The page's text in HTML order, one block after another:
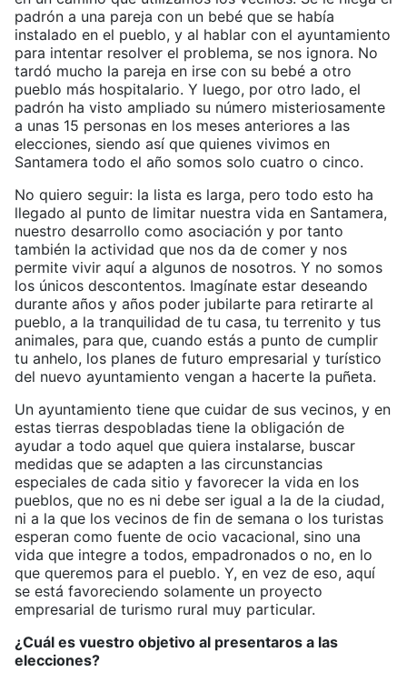
padrón a una pareja con un bebé que se había
instalado en el pueblo, y al hablar con el ayuntamiento
para intentar resolver el problema, se nos ignora. No
tardó mucho la pareja en irse con su bebé a otro
pueblo más hospitalario. Y luego, por otro lado, el
padrón ha visto ampliado su número misteriosamente
a unas 15 personas en los meses anteriores a las
elecciones, siendo así que quienes vivimos en
Santamera todo el año somos solo cuatro o cinco.
No quiero seguir: la lista es larga, pero todo esto ha
llegado al punto de limitar nuestra vida en Santamera,
nuestro desarrollo como asociación y por tanto
también la actividad que nos da de comer y nos
permite vivir aquí a algunos de nosotros. Y no somos
los únicos descontentos. Imagínate estar deseando
durante años y años poder jubilarte para retirarte al
pueblo, a la tranquilidad de tu casa, tu terrenito y tus
animales, para que, cuando estás a punto de cumplir
tu anhelo, los planes de futuro empresarial y turístico
del nuevo ayuntamiento vengan a hacerte la puñeta.
Un ayuntamiento tiene que cuidar de sus vecinos, y en
estas tierras despobladas tiene la obligación de
ayudar a todo aquel que quiera instalarse, buscar
medidas que se adapten a las circunstancias
especiales de cada sitio y favorecer la vida en los
pueblos, que no es ni debe ser igual a la de la ciudad,
ni a la que los vecinos de fin de semana o los turistas
esperan como fuente de ocio vacacional, sino una
vida que integre a todos, empadronados o no, en lo
que queremos para el pueblo. Y, en vez de eso, aquí
se está favoreciendo solamente un proyecto
empresarial de turismo rural muy particular.
¿Cuál es vuestro objetivo al presentaros a las
elecciones?